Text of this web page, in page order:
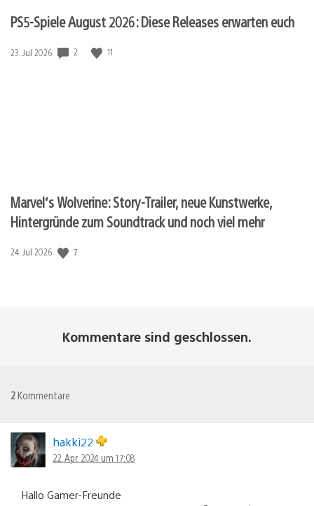
PS5-Spiele August 2026: Diese Releases erwarten euch
Veröffentlichungsdatum:
23. Jul 2026 2 11
Marvel‘s Wolverine: Story-Trailer, neue Kunstwerke,
Hintergründe zum Soundtrack und noch viel mehr
Veröffentlichungsdatum:
24. Jul 2026 7
Kommentare sind geschlossen.
2 Kommentare
hakki22
22. Apr. 2024 um 17:08
Hallo Gamer-Freunde